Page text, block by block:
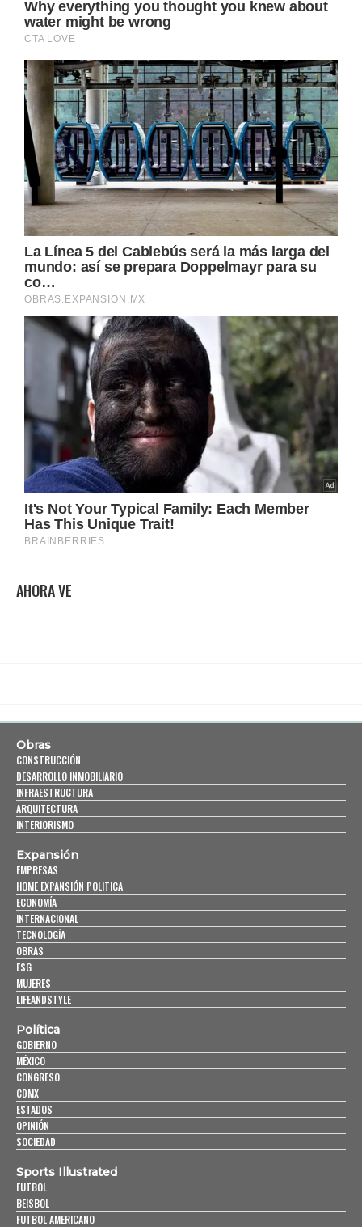
AHORA VE
Obras
CONSTRUCCIÓN
DESARROLLO INMOBILIARIO
INFRAESTRUCTURA
ARQUITECTURA
INTERIORISMO
Expansión
EMPRESAS
HOME EXPANSIÓN POLITICA
ECONOMÍA
INTERNACIONAL
TECNOLOGÍA
OBRAS
ESG
MUJERES
LIFEANDSTYLE
Política
GOBIERNO
MÉXICO
CONGRESO
CDMX
ESTADOS
OPINIÓN
SOCIEDAD
Sports Illustrated
FUTBOL
BEISBOL
FUTBOL AMERICANO